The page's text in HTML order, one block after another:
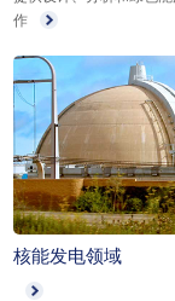
作
核能发电领域